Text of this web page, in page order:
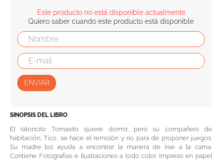
Este producto no está disponible actualmente
Quiero saber cuando este producto está disponible
ENVIAR
SINOPSIS DEL LIBRO
El ratoncito Tomasito quiere dormir, pero su compañero de
habitación, Tico, se hace el remolón y no para de proponer juegos.
Su madre los ayuda a encontrar la manera de irse a la cama.
Contiene Fotografías e Ilustraciones a todo color. Impreso en papel